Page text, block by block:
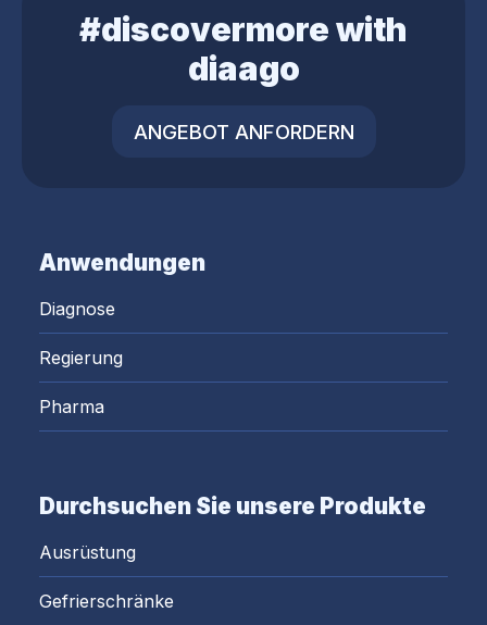
#discovermore with
diaago
ANGEBOT ANFORDERN
Anwendungen
Diagnose
Regierung
Pharma
Durchsuchen Sie unsere Produkte
Ausrüstung
Gefrierschränke